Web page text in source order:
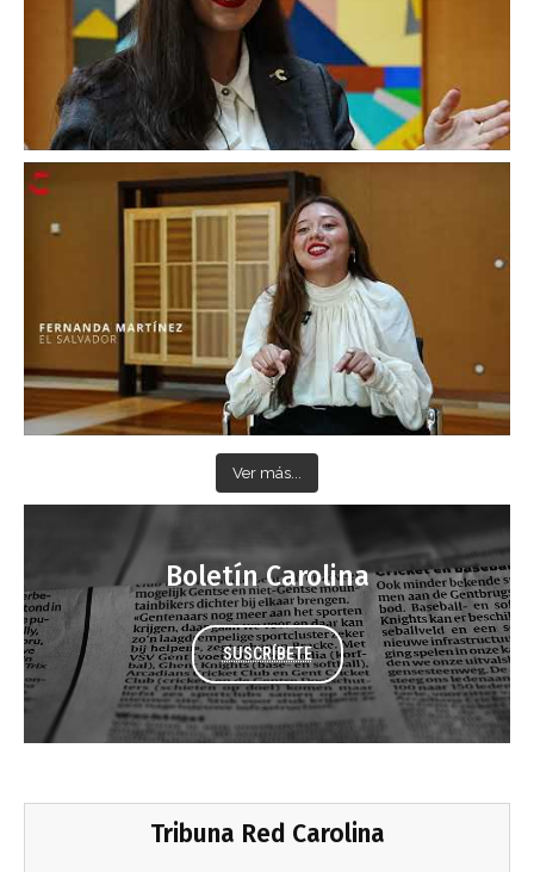
Ver más...
Boletín Carolina
SUSCRÍBETE
Tribuna Red Carolina